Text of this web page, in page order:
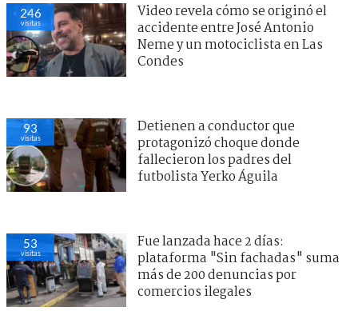
246
visitas
Video revela cómo se originó el
accidente entre José Antonio
Neme y un motociclista en Las
Condes
93
visitas
Detienen a conductor que
protagonizó choque donde
fallecieron los padres del
futbolista Yerko Águila
53
visitas
Fue lanzada hace 2 días:
plataforma "Sin fachadas" suma
más de 200 denuncias por
comercios ilegales